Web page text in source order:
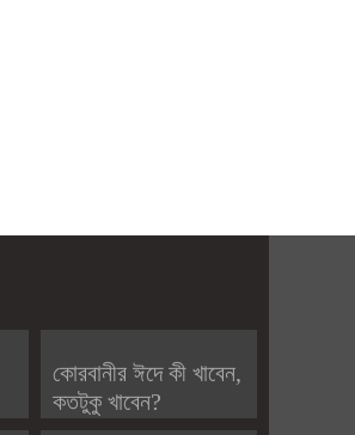
কোরবানীর ঈদে কী খাবেন,
কতটুকু খাবেন?